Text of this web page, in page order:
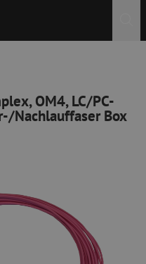
OM4, LC/PC-
Nachlauffaser Box